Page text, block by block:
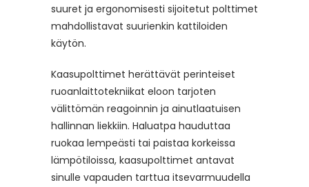
suuret ja ergonomisesti sijoitetut polttimet
mahdollistavat suurienkin kattiloiden
käytön.
Kaasupolttimet herättävät perinteiset
ruoanlaittotekniikat eloon tarjoten
välittömän reagoinnin ja ainutlaatuisen
hallinnan liekkiin. Haluatpa hauduttaa
ruokaa lempeästi tai paistaa korkeissa
lämpötiloissa, kaasupolttimet antavat
sinulle vapauden tarttua itsevarmuudella